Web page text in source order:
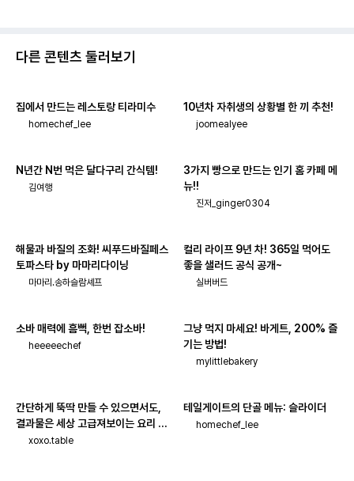
다른 콘텐츠 둘러보기
집에서 만드는 레스토랑 티라미수
homechef_lee
10년차 자취생의 상황별 한 끼 추천!
joomealyee
N년간 N번 먹은 달다구리 간식템!
김여행
3가지 빵으로 만드는 인기 홈 카페 메
뉴!!
진저_ginger0304
해물과 바질의 조화! 씨푸드바질페스
토파스타 by 마마리다이닝
마마리.송하슬람셰프
컬리 라이프 9년 차! 365일 먹어도
좋을 샐러드 공식 공개~
실버버드
소바 매력에 흠뻑, 한번 잡소바!
heeeeechef
그냥 먹지 마세요! 바게트, 200% 즐
기는 방법!
mylittlebakery
간단하게 뚝딱 만들 수 있으면서도,
결과물은 세상 고급져보이는 요리 모
xoxo.table
테일게이트의 단골 메뉴: 슬라이더
homechef_lee